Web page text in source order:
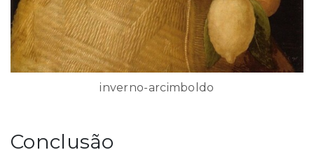
inverno-arcimboldo
Conclusão